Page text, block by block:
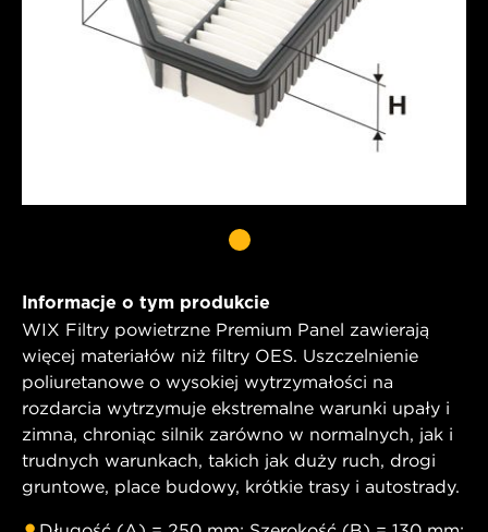
Informacje o tym produkcie
WIX Filtry powietrzne Premium Panel zawierają
więcej materiałów niż filtry OES. Uszczelnienie
poliuretanowe o wysokiej wytrzymałości na
rozdarcia wytrzymuje ekstremalne warunki upały i
zimna, chroniąc silnik zarówno w normalnych, jak i
trudnych warunkach, takich jak duży ruch, drogi
gruntowe, place budowy, krótkie trasy i autostrady.